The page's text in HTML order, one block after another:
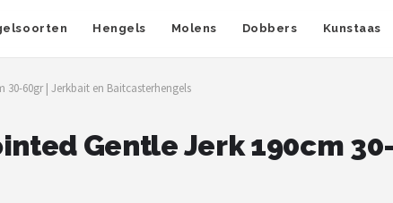
Hengels Molens Dobbers Kunstaas
30-60gr | Jerkbait en Baitcasterhengels
Gentle Jerk 190cm